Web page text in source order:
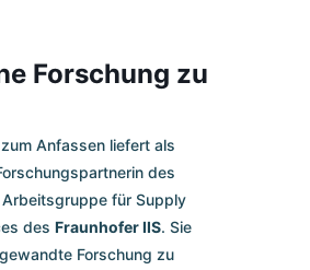
Forschung zu
Anfassen liefert als
des
für Supply
des Fraunhofer IIS. Sie
Forschung zu